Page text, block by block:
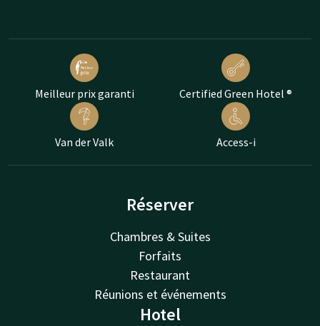
Meilleur prix garanti Certified Green Hotel ®
Van der Valk Access-i
Réserver
Chambres & Suites
Forfaits
Restaurant
Réunions et événements
Hotel